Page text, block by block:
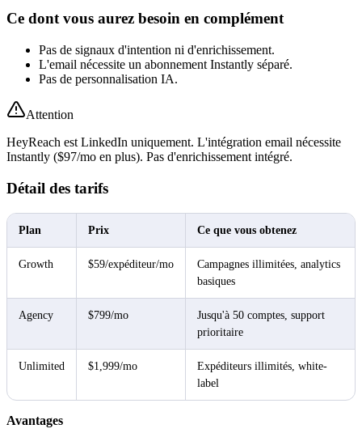
Ce dont vous aurez besoin en complément
Pas de signaux d'intention ni d'enrichissement.
L'email nécessite un abonnement Instantly séparé.
Pas de personnalisation IA.
Attention
HeyReach est LinkedIn uniquement. L'intégration email nécessite
Instantly ($97/mo en plus). Pas d'enrichissement intégré.
Détail des tarifs
Plan Prix Ce que vous obtenez
Growth $59/expéditeur/mo
Campagnes illimitées, analytics
basiques
Agency $799/mo
Jusqu'à 50 comptes, support
prioritaire
Unlimited $1,999/mo
Expéditeurs illimités, white-
label
Avantages